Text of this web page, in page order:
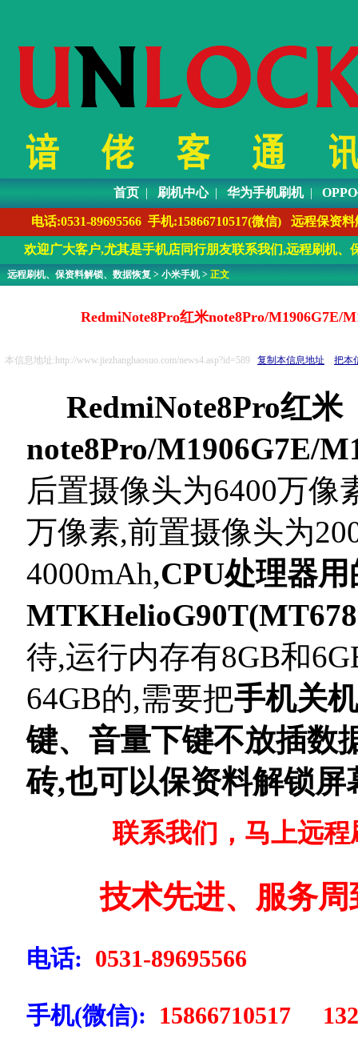
首页| 刷机中心| 华为手机刷机|
电话:0531-89695566 手机:15866710517(微信) 远程保资
欢迎广大客户,尤其是手机店同行朋友联系我们,远程刷机
远程刷机、保资料解锁、数据恢复 > 小米手机> 正文
RedmiNote8Pro红米note8Pro/M1906G7E/
本信息地址:http://www.jiezhanghaosuo.com/news4.asp?id=589 复制本信息地址 把本
RedmiNote8Pro红米
note8Pro/M1906G7E/
后置摄像头为6400万像
万像素,前置摄像头为
4000mAh,CPU处理器
待,运行内存有8GB和
64GB的,需要把手机关
键、音量下键不放插数
砖,也可以保资料解锁
联系我们，马上远
技术先进、服务
电话: 0531-89695566
手机(微信): 15866710517